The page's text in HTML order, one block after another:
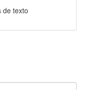
de texto